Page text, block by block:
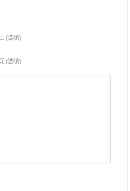
(选填)
(选填)